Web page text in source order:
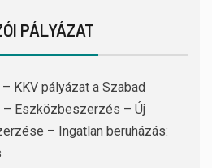
PÁLYÁZAT
KKV pályázat a Szabad
– Eszközbeszerzés – Új
– Ingatlan beruházás: